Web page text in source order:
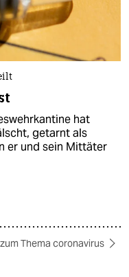
hat
getarnt als
er und sein Mittäter
Thema coronavirus